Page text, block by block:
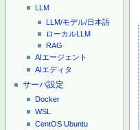
LLM
LLM/モデル/日本語
ローカルLLM
RAG
AIエージェント
AIエディタ
サーバ設定
Docker
WSL
CentOS Ubuntu